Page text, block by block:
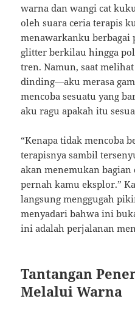
warna dan wangi cat
oleh suara ceria terapis
menawarkanku
glitter berkilau hingga
tren. Namun, saat
dinding—aku merasa
mencoba sesuatu yang
aku ragu apakah itu
“Kenapa tidak mencoba
terapisnya sambil
akan menemukan
pernah kamu eksplor.”
langsung menggugah
menyadari bahwa ini
ini adalah perjalanan
Tantangan
Melalui Warna